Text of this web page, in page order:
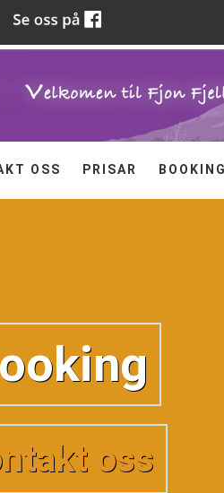
OSS PRISAR BOOKING
oss